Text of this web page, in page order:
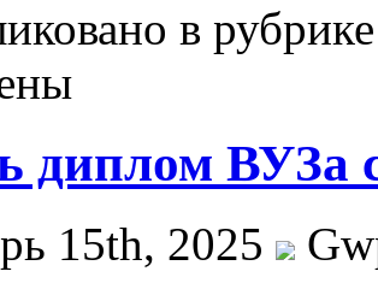
в
диплом ВУЗа
15th, 2025